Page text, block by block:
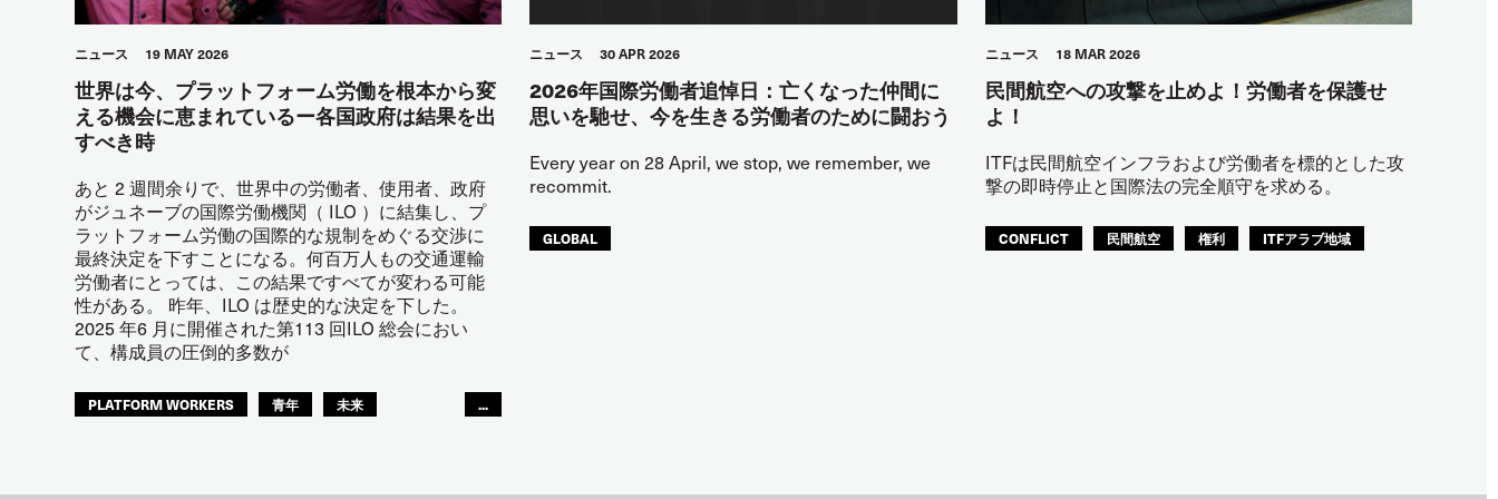
ニュース 19 MAY 2026
世界は今、プラットフォーム労働を根本から変
える機会に恵まれているー各国政府は結果を出
すべき時
あと 2 週間余りで、世界中の労働者、使用者、政府
がジュネーブの国際労働機関（ ILO ）に結集し、プ
ラットフォーム労働の国際的な規制をめぐる交渉に
最終決定を下すことになる。何百万人もの交通運輸
労働者にとっては、この結果ですべてが変わる可能
性がある。 昨年、ILO は歴史的な決定を下した。
2025 年6 月に開催された第113 回ILO 総会におい
て、構成員の圧倒的多数が
PLATFORM WORKERS 青年
未来
...
ニュース 30 APR 2026
2026年国際労働者追悼日：亡くなった仲間に
思いを馳せ、今を生きる労働者のために闘おう
Every year on 28 April, we stop, we remember, we
recommit.
GLOBAL
ニュース 18 MAR 2026
民間航空への攻撃を止めよ！労働者を保護せ
よ！
ITFは民間航空インフラおよび労働者を標的とした攻
撃の即時停止と国際法の完全順守を求める。
CONFLICT 民間航空 権利 ITFアラブ地域